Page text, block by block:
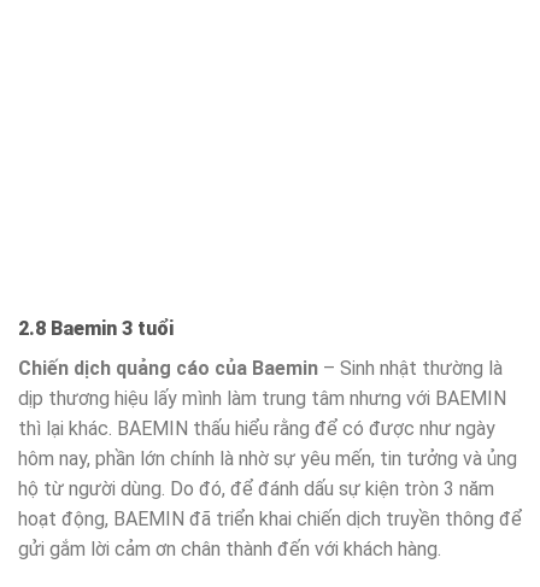
2.8 Baemin 3 tuổi
Chiến dịch quảng cáo của Baemin – Sinh nhật thường là
dịp thương hiệu lấy mình làm trung tâm nhưng với BAEMIN
thì lại khác. BAEMIN thấu hiểu rằng để có được như ngày
hôm nay, phần lớn chính là nhờ sự yêu mến, tin tưởng và ủng
hộ từ người dùng. Do đó, để đánh dấu sự kiện tròn 3 năm
hoạt động, BAEMIN đã triển khai chiến dịch truyền thông để
gửi gắm lời cảm ơn chân thành đến với khách hàng.